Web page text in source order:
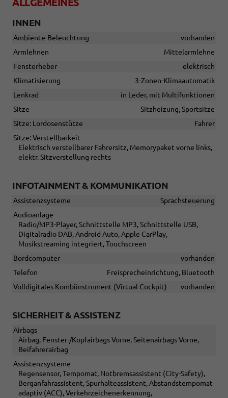
ALLGEMEINES
INNEN
Ambiente-Beleuchtung
vorhanden
Armlehnen
Mittelarmlehne
Fensterheber
elektrisch
Klimatisierung
3-Zonen-Klimaautomatik
Lenkrad
in Leder, mit Multifunktionen
Sitze
Sitzheizung, Sportsitze
Sitze: Lordosenstütze
Fahrer
Sitze: Verstellbarkeit
Elektrisch verstellbarer Fahrersitz, Memorypaket vorne links,
elektr. Sitzverstellung rechts
INFOTAINMENT & KOMMUNIKATION
Assistenzsysteme
Sprachsteuerung
Audioanlage
Radio/MP3-Player, Schnittstelle MP3, Schnittstelle USB,
Digitalradio DAB, Android Auto, Apple CarPlay,
Musikstreaming integriert, Touchscreen
Bordcomputer
vorhanden
Telefon
Freisprecheinrichtung, Bluetooth
Volldigitales Kombiinstrument (Virtual Cockpit)
vorhanden
SICHERHEIT & ASSISTENZ
Airbags
Airbag, Fenster-/Kopfairbags Vorne, Seitenairbags Vorne,
Beifahrerairbag
Assistenzsysteme
Regensensor, Tempomat, Notbremsassistent (City-Safety),
Berganfahrassistent, Spurhalteassistent, Abstandstempomat
adaptiv (ACC), Verkehrzeichenerkennung,